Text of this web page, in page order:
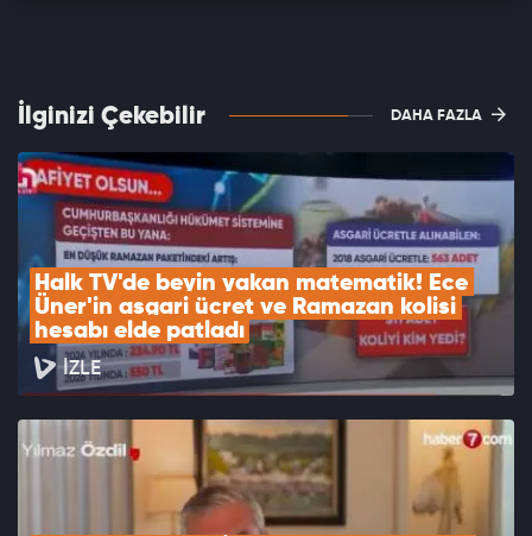
İlginizi Çekebilir DAHA FAZLA
Halk TV'de beyin yakan matematik! Ece
Üner'in asgari ücret ve Ramazan kolisi
hesabı elde patladı
İZLE